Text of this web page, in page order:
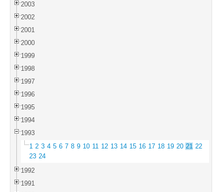
2003
2002
2001
2000
1999
1998
1997
1996
1995
1994
1993
1 2 3 4 5 6 7 8 9 10 11 12 13 14 15 16 17 18 19 20 21 22
23 24
1992
1991